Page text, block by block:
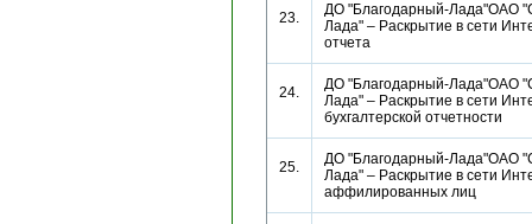
23.
ДО "Благодарный-Лада"ОАО
Лада" – Раскрытие в сети
отчета
24.
ДО "Благодарный-Лада"ОАО
Лада" – Раскрытие в сети
бухгалтерской отчетности
25.
ДО "Благодарный-Лада"ОАО
Лада" – Раскрытие в сети
аффилированных лиц